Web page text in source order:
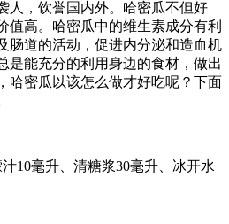
人，饮誉国内外。哈密瓜不但好
值高。哈密瓜中的维生素成分有利
肠道的活动，促进内分泌和造血机
是能充分的利用身边的食材，做出
哈密瓜以该怎么做才好吃呢？下面
10毫升、清糖浆30毫升、冰开水